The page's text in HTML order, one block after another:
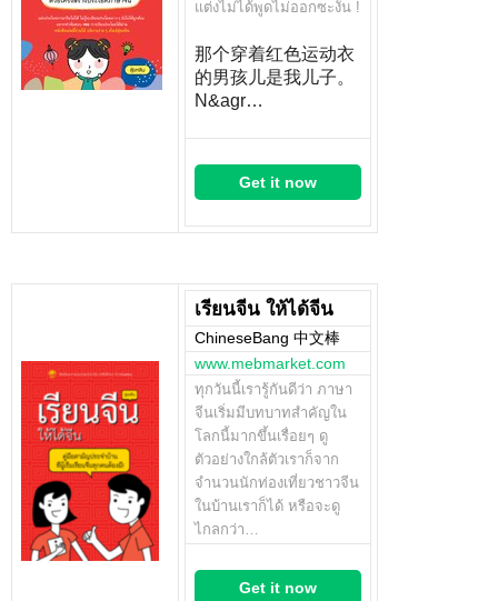
แต่งไม่ได้พูดไม่ออกซะงั้น !
那个穿着红色运动衣
的男孩儿是我儿子。
N&agr…
Get it now
เรียนจีน ให้ได้จีน
ChineseBang 中文棒
www.mebmarket.com
ทุกวันนี้เรารู้กันดีว่า ภาษา
จีนเริ่มมีบทบาทสำคัญใน
โลกนี้มากขึ้นเรื่อยๆ ดู
ตัวอย่างใกล้ตัวเราก็จาก
จำนวนนักท่องเที่ยวชาวจีน
ในบ้านเราก็ได้ หรือจะดู
ไกลกว่า…
Get it now